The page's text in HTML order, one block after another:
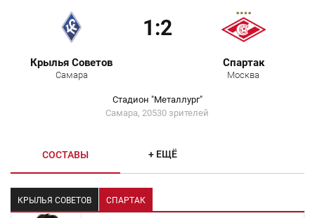
Крылья Советов
Самара
1:2
Спартак
Москва
Стадион "Металлург"
Самара, 20530 зрителей
СОСТАВЫ + ЕЩЁ
КРЫЛЬЯ СОВЕТОВ СПАРТАК